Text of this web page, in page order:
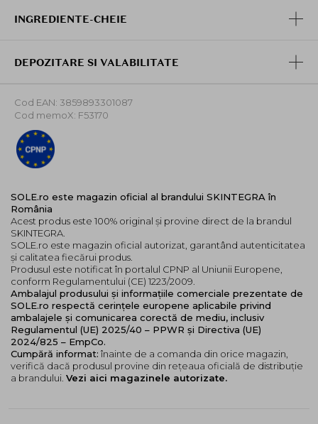
ca masura preventiva impotriva pierderii fermitatii
acnee neinflamate (puncte negre), deoarece ajuta la
blocati.
Mod de utilizare:
Aplicati o cantitate generoasa pe pielea uscata si
masati pana cand tot machiajul si impuritatile sunt
emulsioneaza, facilitand spalarea.
Daca este necesar, utilizati un al doilea produs pentru
spalarea delicata a fetei sau continuati cu rutina
zilnica de ingrijire a pielii.
INGREDIENTE-CHEIE
DEPOZITARE SI VALABILITATE
Cod EAN: 3859893301087
Cod memoX: F53170
SOLE.ro este magazin oficial al brandului SKINTEGRA în
România
Acest produs este 100% original și provine direct de la brandul
SKINTEGRA.
SOLE.ro este magazin oficial autorizat, garantând autenticitatea
și calitatea fiecărui produs.
Produsul este notificat în portalul CPNP al Uniunii Europene,
conform Regulamentului (CE) 1223/2009.
Ambalajul produsului și informațiile comerciale prezentate de
SOLE.ro respectă cerințele europene aplicabile privind
ambalajele și comunicarea corectă de mediu, inclusiv
Regulamentul (UE) 2025/40 – PPWR și Directiva (UE)
2024/825 – EmpCo.
Cumpără informat: înainte de a comanda din orice magazin,
verifică dacă produsul provine din rețeaua oficială de distribuție
a brandului. Vezi aici magazinele autorizate.